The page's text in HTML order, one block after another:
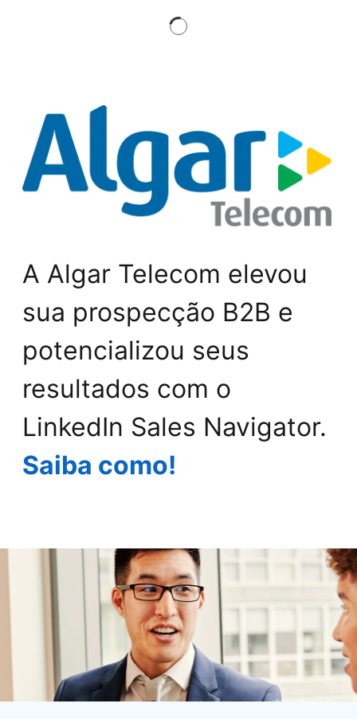
A Algar Telecom elevou
sua prospecção B2B e
potencializou seus
resultados com o
LinkedIn Sales Navigator.
Saiba como!